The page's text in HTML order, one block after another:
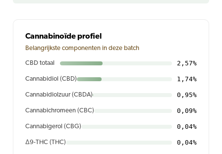
Cannabinoïde profiel
Belangrijkste componenten in deze batch
CBD totaal 2,57%
Cannabidiol (CBD) 1,74%
Cannabidiolzuur (CBDA) 0,95%
Cannabichromeen (CBC) 0,09%
Cannabigerol (CBG) 0,04%
Δ9-THC (THC) 0,04%